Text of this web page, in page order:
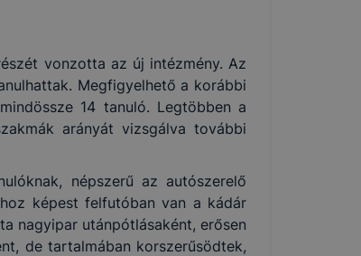
vonzotta az új intézmény. Az
Megfigyelhető a korábbi
14 tanuló. Legtöbben a
arányát vizsgálva további
népszerű az autószerelő
képest felfutóban van a kádár
nagyipar utánpótlásaként, erősen
de tartalmában korszerűsödtek,